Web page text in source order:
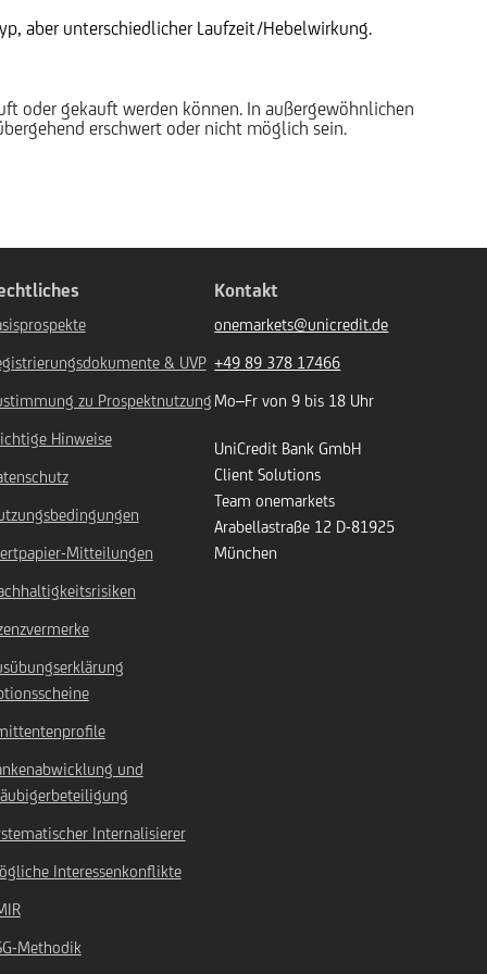
aber unterschiedlicher Laufzeit/Hebelwirkung.
oder gekauft werden können. In außergewöhnlichen
erschwert oder nicht möglich sein.
& UVP
zu Prospektnutzung
Hinweise
Mitteilungen
und
Internalisierer
Interessenkonflikte
Methodik
Kontakt
onemarkets@unicredit.de
+49 89 378 17466
Mo–Fr von 9 bis 18 Uhr
UniCredit Bank GmbH
Client Solutions
Team onemarkets
Arabellastraße 12 D-81925
München